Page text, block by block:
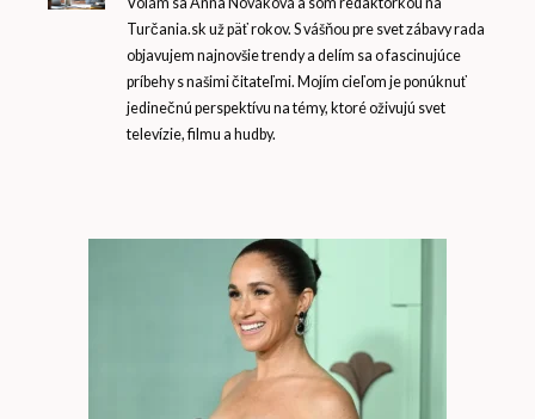
Turčania.sk už päť rokov. S vášňou pre svet zábavy rada
objavujem najnovšie trendy a delím sa o fascinujúce
príbehy s našimi čitateľmi. Mojím cieľom je ponúknuť
jedinečnú perspektívu na témy, ktoré oživujú svet
televízie, filmu a hudby.